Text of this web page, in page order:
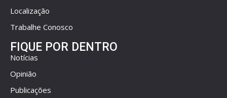
Localização
Trabalhe Conosco
FIQUE POR DENTRO
Notícias
Opinião
Publicações